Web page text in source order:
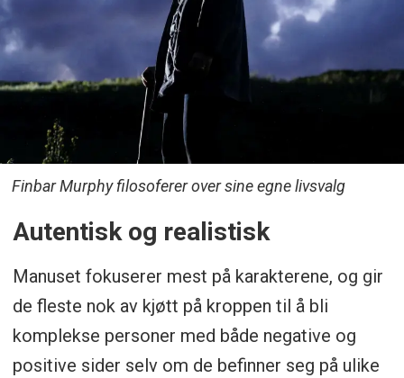
Finbar Murphy filosoferer over sine egne livsvalg
Autentisk og realistisk
Manuset fokuserer mest på karakterene, og gir
de fleste nok av kjøtt på kroppen til å bli
komplekse personer med både negative og
positive sider selv om de befinner seg på ulike